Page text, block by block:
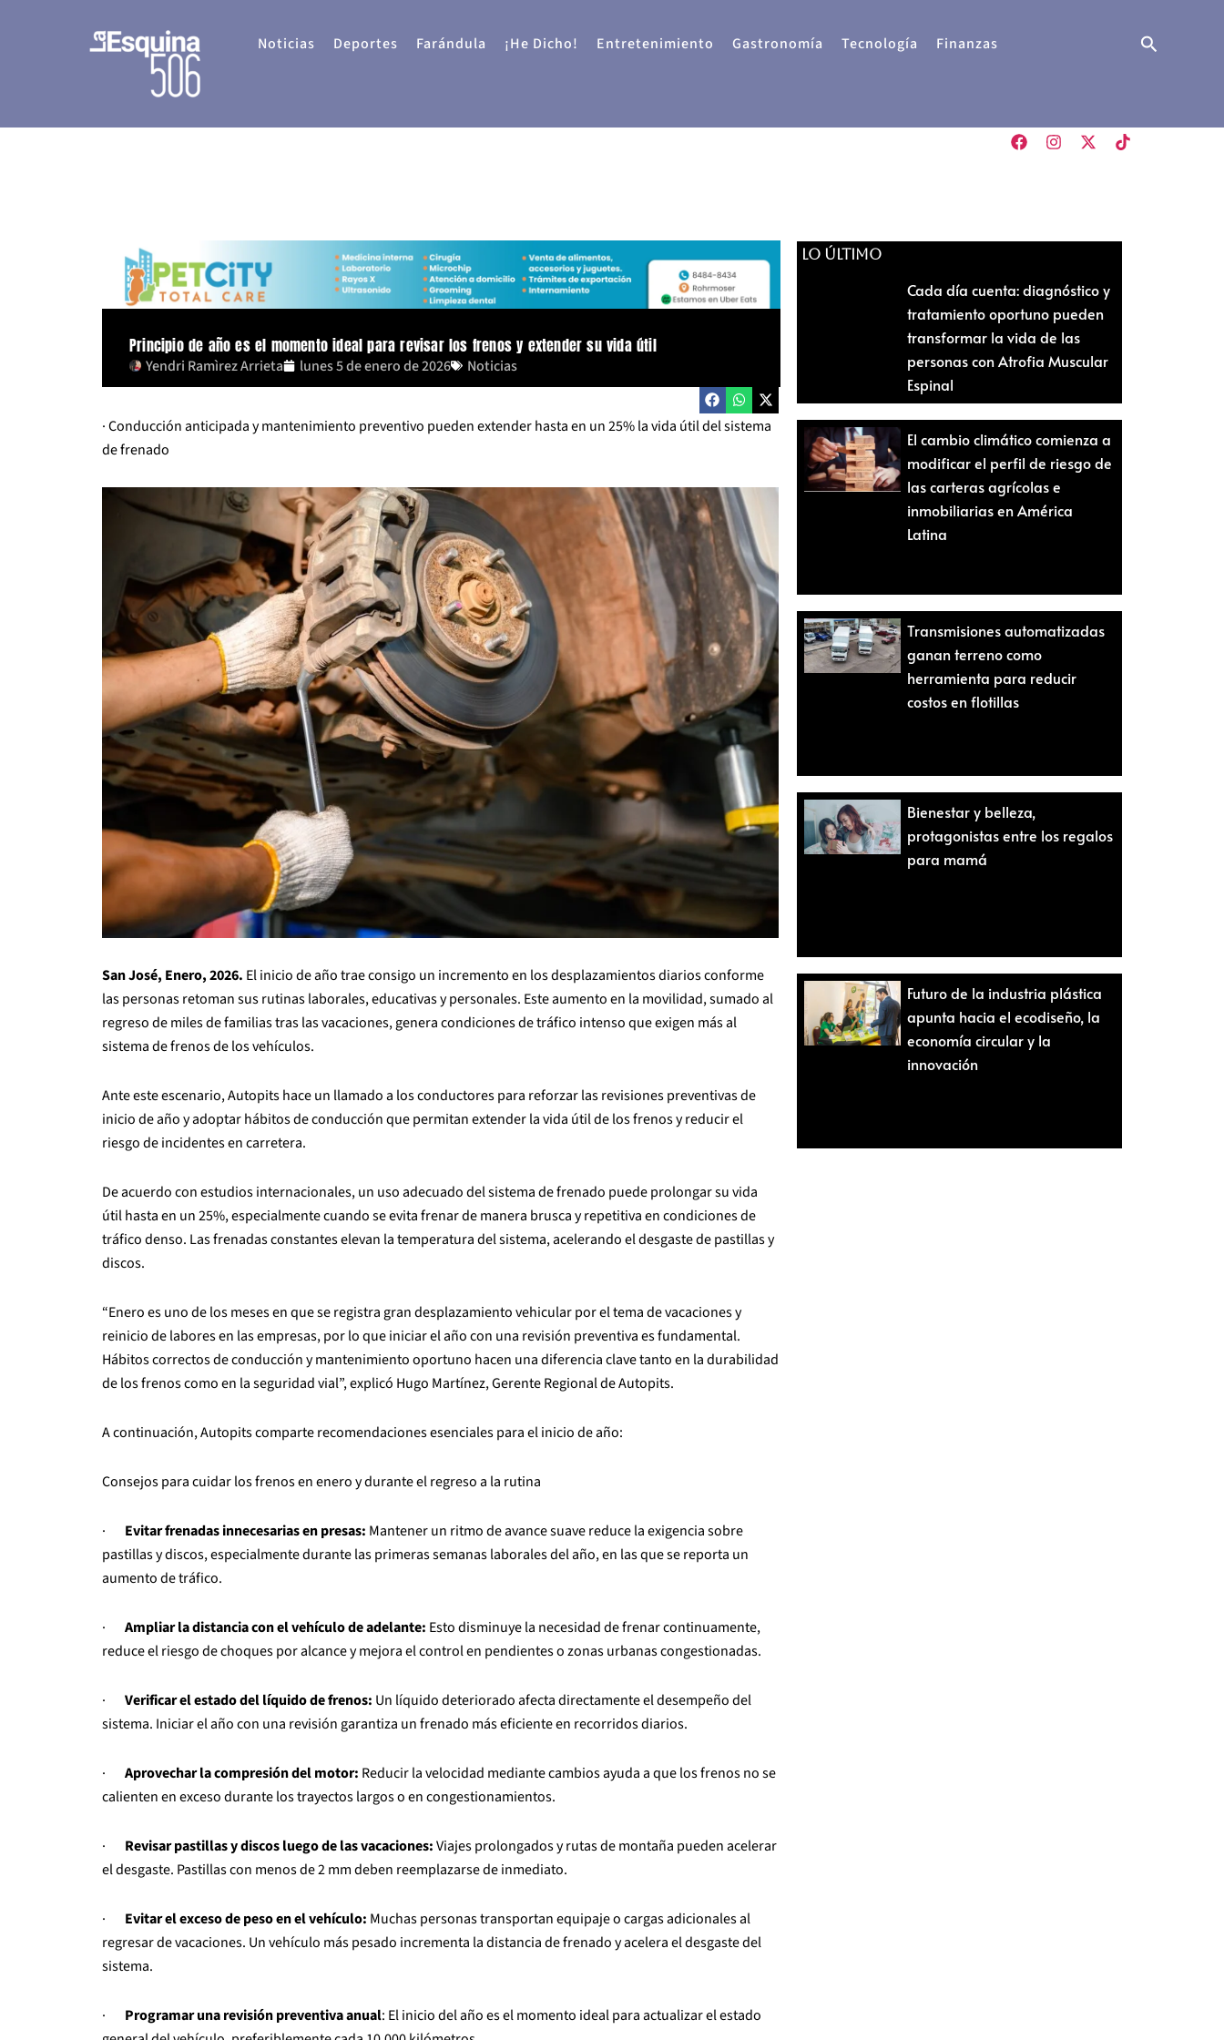
Noticias Deportes Farándula ¡He Dicho! Entretenimiento Gastronomía Tecnología Finanzas Buscar
Principio de año es el momento ideal para revisar los frenos y extender su vida útil
Yendri Ramìrez Arrieta lunes 5 de enero de 2026 Noticias
· Conducción anticipada y mantenimiento preventivo pueden extender hasta en un 25% la vida útil del sistema
de frenado
San José, Enero, 2026. El inicio de año trae consigo un incremento en los desplazamientos diarios conforme
las personas retoman sus rutinas laborales, educativas y personales. Este aumento en la movilidad, sumado al
regreso de miles de familias tras las vacaciones, genera condiciones de tráfico intenso que exigen más al
sistema de frenos de los vehículos.
Ante este escenario, Autopits hace un llamado a los conductores para reforzar las revisiones preventivas de
inicio de año y adoptar hábitos de conducción que permitan extender la vida útil de los frenos y reducir el
riesgo de incidentes en carretera.
De acuerdo con estudios internacionales, un uso adecuado del sistema de frenado puede prolongar su vida
útil hasta en un 25%, especialmente cuando se evita frenar de manera brusca y repetitiva en condiciones de
tráfico denso. Las frenadas constantes elevan la temperatura del sistema, acelerando el desgaste de pastillas y
discos.
“Enero es uno de los meses en que se registra gran desplazamiento vehicular por el tema de vacaciones y
reinicio de labores en las empresas, por lo que iniciar el año con una revisión preventiva es fundamental.
Hábitos correctos de conducción y mantenimiento oportuno hacen una diferencia clave tanto en la durabilidad
de los frenos como en la seguridad vial”, explicó Hugo Martínez, Gerente Regional de Autopits.
A continuación, Autopits comparte recomendaciones esenciales para el inicio de año:
Consejos para cuidar los frenos en enero y durante el regreso a la rutina
· Evitar frenadas innecesarias en presas: Mantener un ritmo de avance suave reduce la exigencia sobre
pastillas y discos, especialmente durante las primeras semanas laborales del año, en las que se reporta un
aumento de tráfico.
· Ampliar la distancia con el vehículo de adelante: Esto disminuye la necesidad de frenar continuamente,
reduce el riesgo de choques por alcance y mejora el control en pendientes o zonas urbanas congestionadas.
· Verificar el estado del líquido de frenos: Un líquido deteriorado afecta directamente el desempeño del
sistema. Iniciar el año con una revisión garantiza un frenado más eficiente en recorridos diarios.
· Aprovechar la compresión del motor: Reducir la velocidad mediante cambios ayuda a que los frenos no se
calienten en exceso durante los trayectos largos o en congestionamientos.
· Revisar pastillas y discos luego de las vacaciones:Viajes prolongados y rutas de montaña pueden acelerar
el desgaste. Pastillas con menos de 2 mm deben reemplazarse de inmediato.
· Evitar el exceso de peso en el vehículo: Muchas personas transportan equipaje o cargas adicionales al
regresar de vacaciones. Un vehículo más pesado incrementa la distancia de frenado y acelera el desgaste del
sistema.
· Programar una revisión preventiva anual: El inicio del año es el momento ideal para actualizar el estado
LO ÚLTIMO
Cada día cuenta: diagnóstico y
tratamiento oportuno pueden
transformar la vida de las
personas con Atrofia Muscular
Espinal
El cambio climático comienza a
modificar el perfil de riesgo de
las carteras agrícolas e
inmobiliarias en América
Latina
Transmisiones automatizadas
ganan terreno como
herramienta para reducir
costos en flotillas
Bienestar y belleza,
protagonistas entre los regalos
para mamá
Futuro de la industria plástica
apunta hacia el ecodiseño, la
economía circular y la
innovación